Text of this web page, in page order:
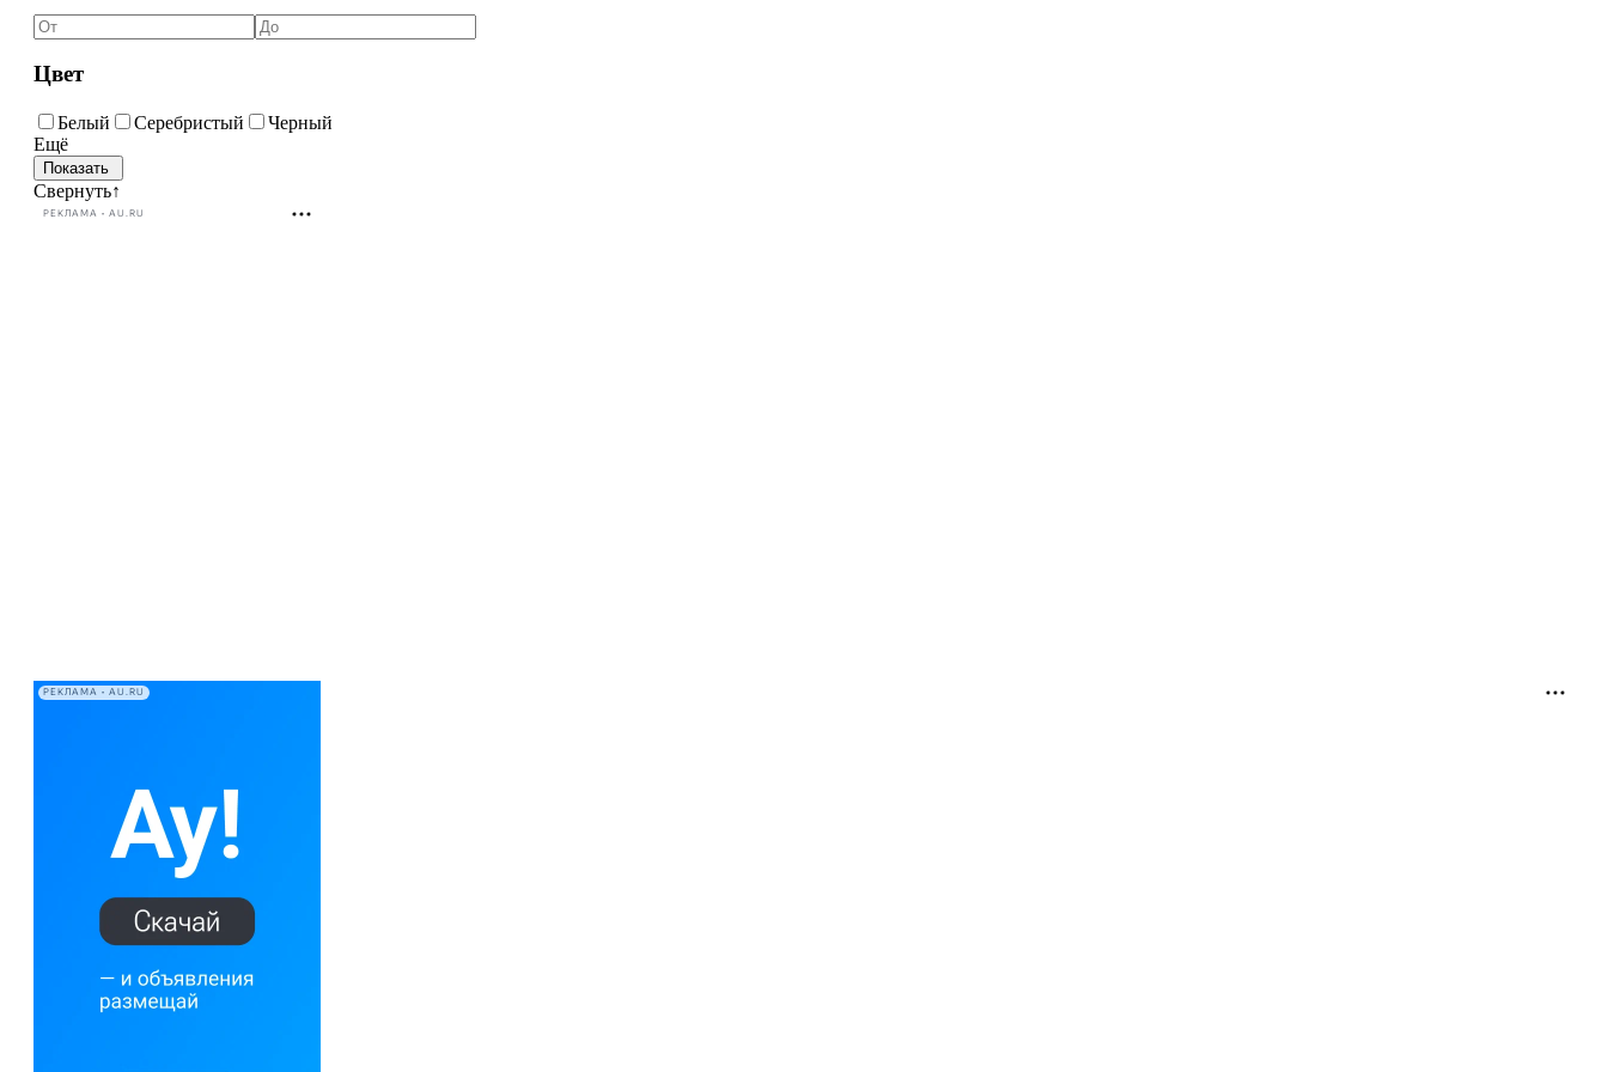
Цвет
Белый Серебристый
Черный
Ещё
Свернуть↑
РЕКЛАМА • AU.RU
РЕКЛАМА • AU.RU